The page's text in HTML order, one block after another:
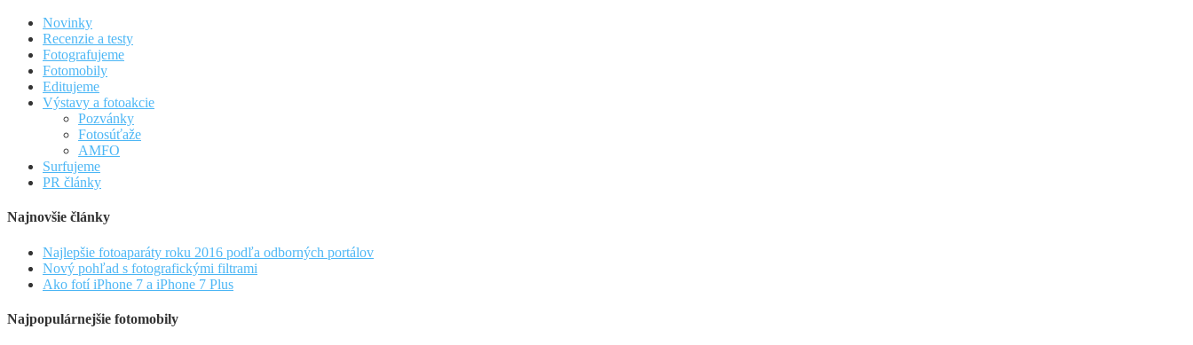
Novinky
Recenzie a testy
Fotografujeme
Fotomobily
Editujeme
Výstavy a fotoakcie
Pozvánky
Fotosúťaže
AMFO
Surfujeme
PR články
Najnovšie články
Najlepšie fotoaparáty roku 2016 podľa odborných portálov
Nový pohľad s fotografickými filtrami
Ako fotí iPhone 7 a iPhone 7 Plus
Najpopulárnejšie fotomobily